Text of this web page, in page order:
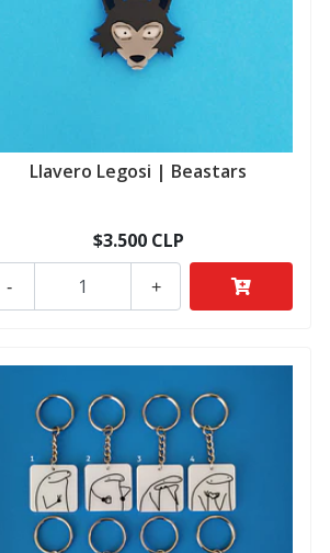
Llavero Legosi | Beastars
$3.500 CLP
+
-